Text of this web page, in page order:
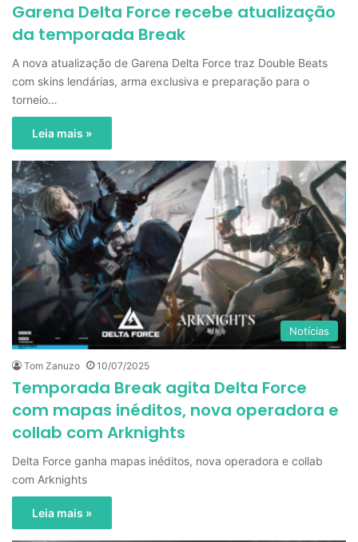
Garena Delta Force recebe atualização
da temporada Break
A nova atualização de Garena Delta Force traz Double Beats
com skins lendárias, arma exclusiva e preparação para o
torneio…
Leia mais »
Notícias
Tom Zanuzo 10/07/2025
Temporada Break agita Delta Force
com mapas inéditos, nova operadora e
collab com Arknights
Delta Force ganha mapas inéditos, nova operadora e collab
com Arknights
Leia mais »